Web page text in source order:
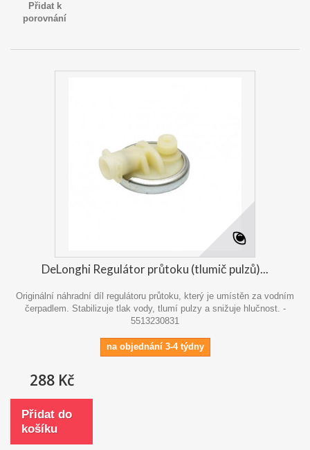
Přidat k
porovnání
DeLonghi Regulátor průtoku (tlumič pulzů)...
Originální náhradní díl regulátoru průtoku, který je umístěn za vodním
čerpadlem. Stabilizuje tlak vody, tlumí pulzy a snižuje hlučnost. -
5513230831
na objednání 3-4 týdny
288 Kč
Přidat do
košíku